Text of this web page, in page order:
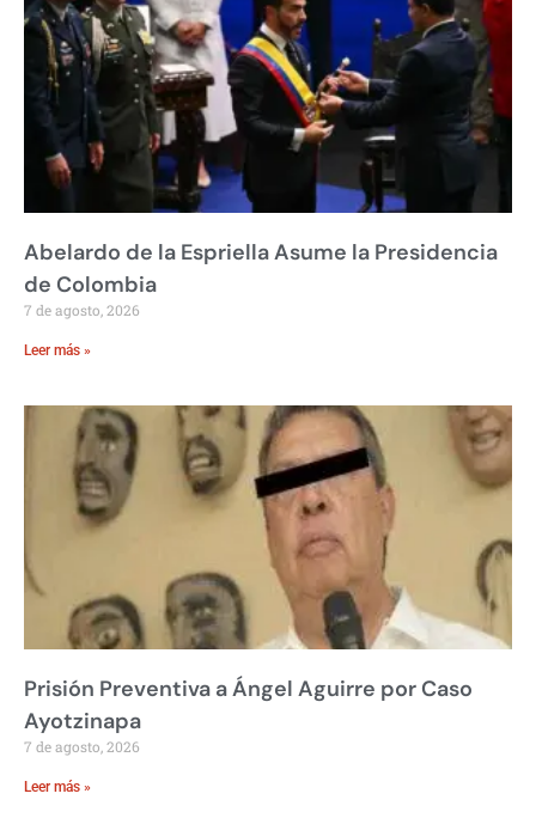
Abelardo de la Espriella Asume la Presidencia
de Colombia
7 de agosto, 2026
Leer más »
Prisión Preventiva a Ángel Aguirre por Caso
Ayotzinapa
7 de agosto, 2026
Leer más »